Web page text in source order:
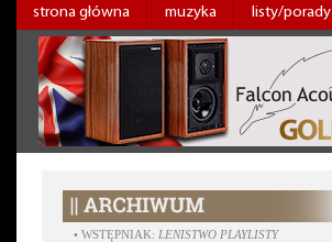
strona główna muzyka listy/porady
• WSTĘPNIAK: LENISTWO PLAYLISTY